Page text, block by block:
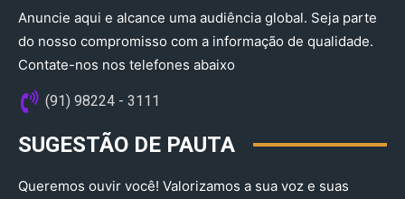
Anuncie aqui e alcance uma audiência global. Seja parte
do nosso compromisso com a informação de qualidade.
Contate-nos nos telefones abaixo
(91) 98224 - 3111
SUGESTÃO DE PAUTA
Queremos ouvir você! Valorizamos a sua voz e suas